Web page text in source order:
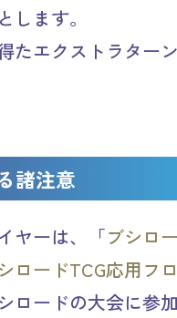
します。
たエクストラター
諸注意
ヤーは、「ブシロ
ロードTCG応用フ
ロードの大会に参